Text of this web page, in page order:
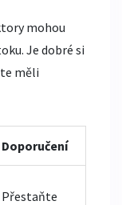
mohou
Je dobré si
měli
Doporučení
Přestaňte